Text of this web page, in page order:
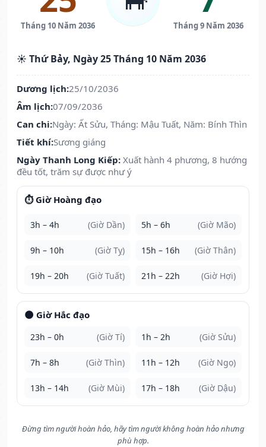
Tháng 10 Năm 2036 Tháng 9 Năm 2036
☀️ Thứ Bảy, Ngày 25 Tháng 10 Năm 2036
Dương lịch:25/10/2036
Âm lịch:07/09/2036
Can chi:Ngày: Ất Sửu, Tháng: Mậu Tuất, Năm: Bính Thìn
Tiết khí:Sương giáng
Ngày Thanh Long Kiếp: Xuất hành 4 phương, 8 hướng
đều tốt, trăm sự được như ý
⏱️ Giờ Hoàng đạo
3h – 4h (Giờ Dần) 5h – 6h (Giờ Mão)
9h – 10h (Giờ Tỵ) 15h – 16h (Giờ Thân)
19h – 20h (Giờ Tuất) 21h – 22h (Giờ Hợi)
🌑 Giờ Hắc đạo
23h – 0h (Giờ Tí) 1h – 2h (Giờ Sửu)
7h – 8h (Giờ Thìn) 11h – 12h (Giờ Ngọ)
13h – 14h (Giờ Mùi) 17h – 18h (Giờ Dậu)
Đừng tìm người hoàn hảo, hãy tìm người không hoàn hảo nhưng
phù hợp.